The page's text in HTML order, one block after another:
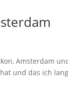
Amsterdam
und das ich